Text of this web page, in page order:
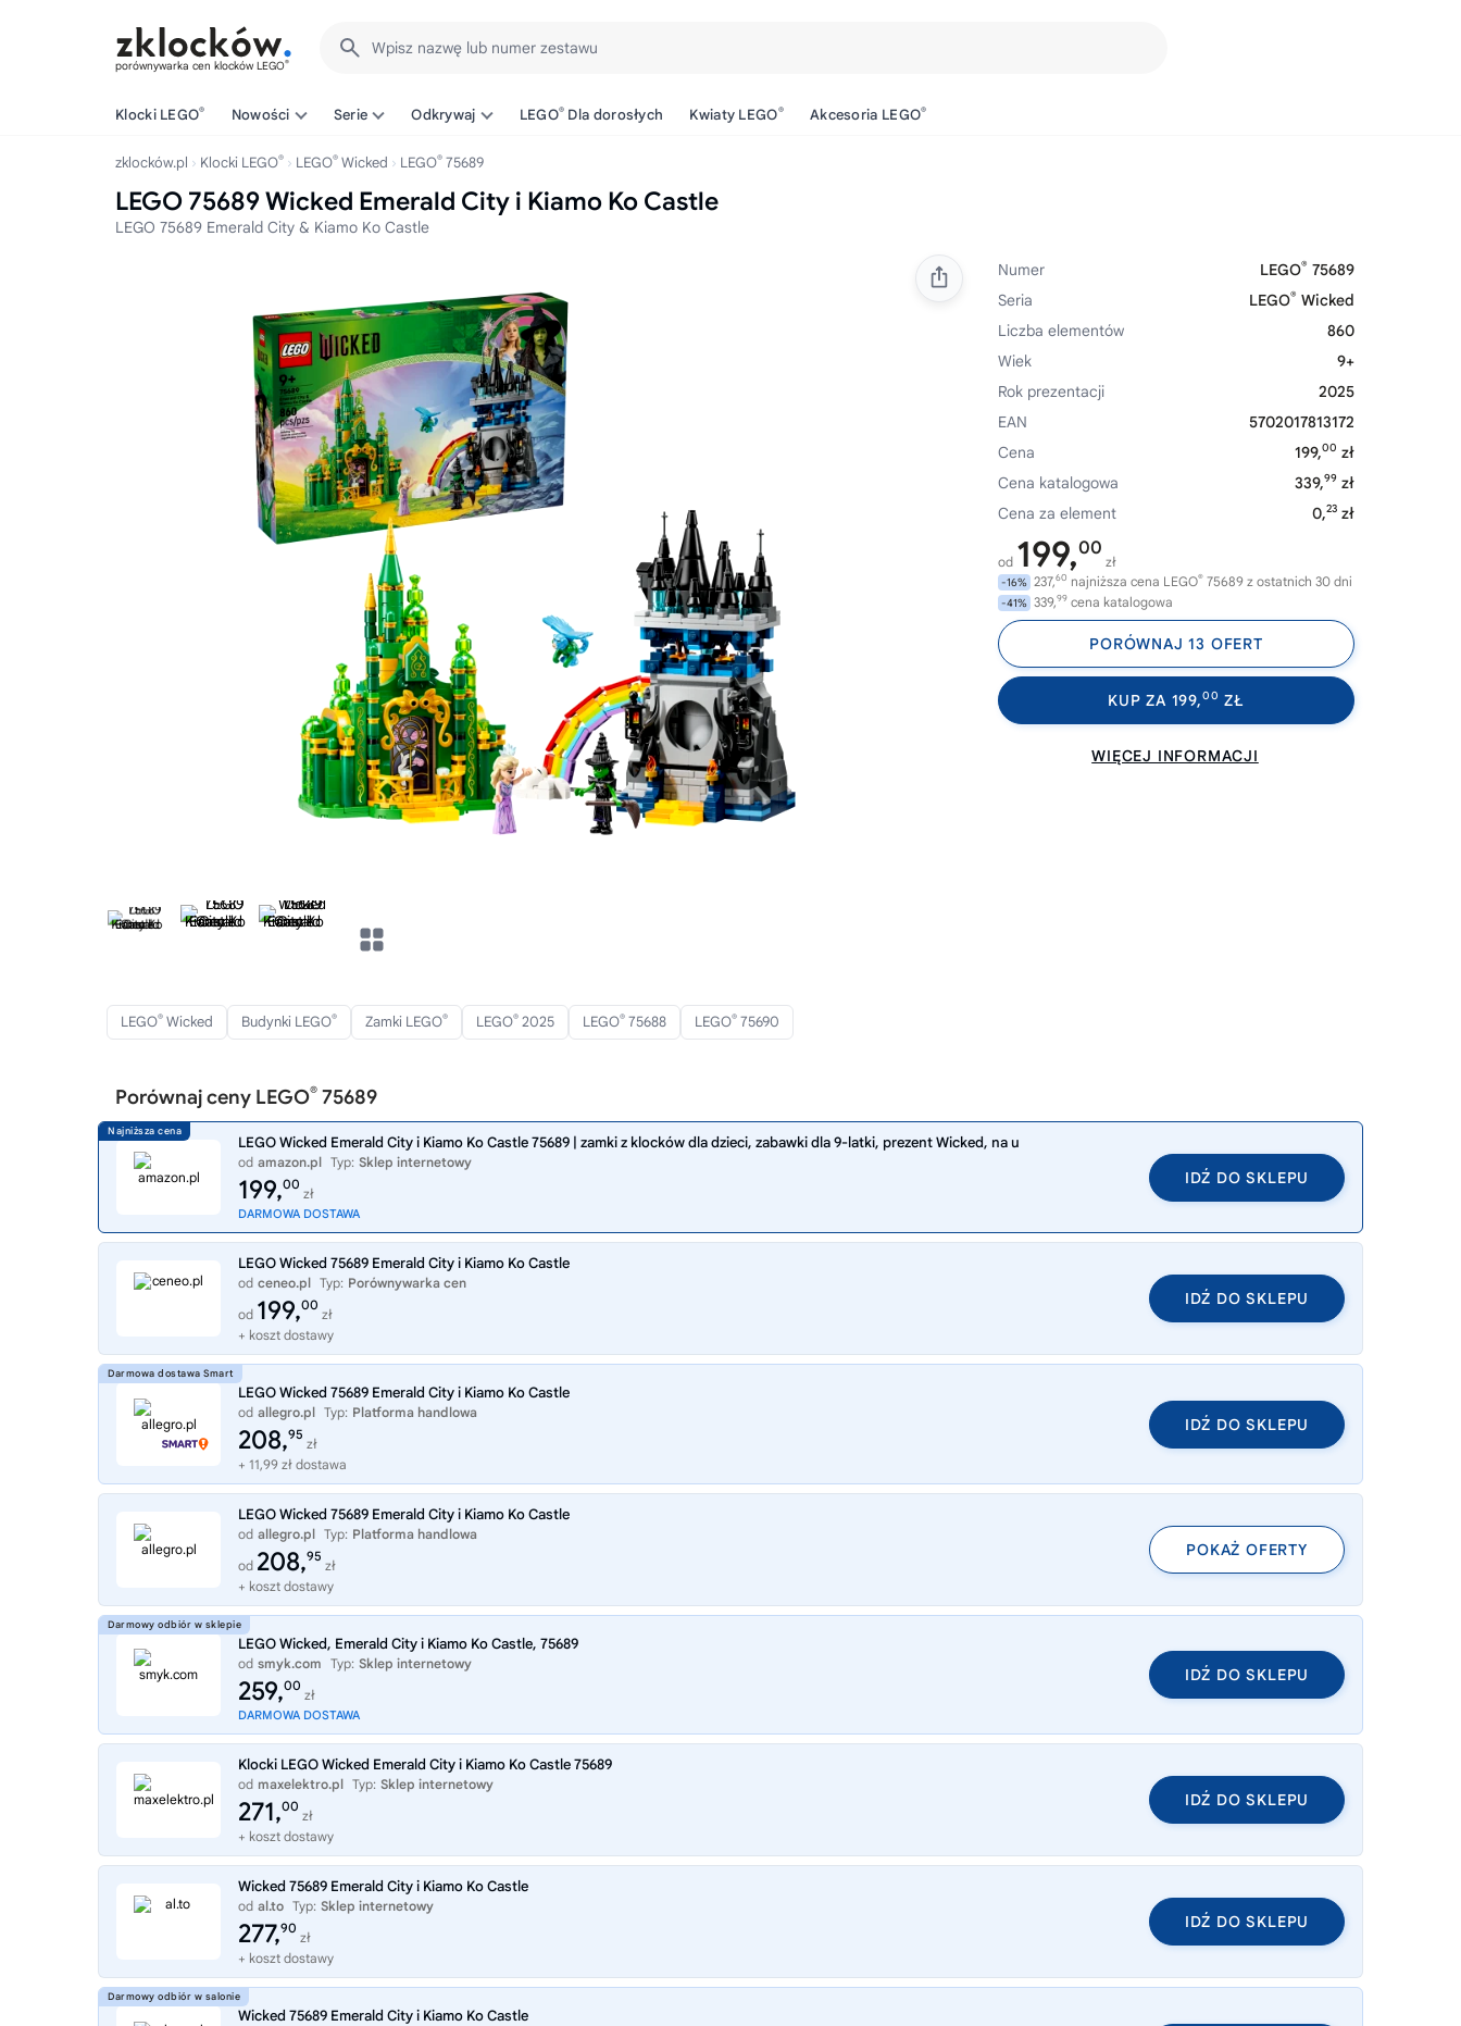
porównywarka cen klocków LEGO®
Wpisz nazwę lub numer zestawu
Klocki LEGO® Nowości Serie Odkrywaj LEGO® Dla dorosłych Kwiaty LEGO® Akcesoria LEGO®
zklocków.pl Klocki LEGO® LEGO® Wicked LEGO® 75689
LEGO 75689 Wicked Emerald City i Kiamo Ko Castle
LEGO 75689 Emerald City & Kiamo Ko Castle
Numer LEGO® 75689
Seria
LEGO® Wicked
Liczba elementów
860
Wiek
9+
Rok prezentacji
2025
EAN
5702017813172
Cena
199,00 zł
Cena katalogowa
339,99 zł
Cena za element
0,23 zł
od 199,00
zł
-16% 237,60 najniższa cena LEGO® 75689 z ostatnich 30 dni
-41% 339,99 cena katalogowa
PORÓWNAJ 13 OFERT
KUP ZA 199,00 ZŁ
WIĘCEJ INFORMACJI
LEGO® Wicked Budynki LEGO® Zamki LEGO® LEGO® 2025 LEGO® 75688 LEGO® 75690
Porównaj ceny LEGO® 75689
LEGO Wicked Emerald City i Kiamo Ko Castle 75689 | zamki z klocków dla dzieci, zabawki dla 9-latki, prezent Wicked, na u
od amazon.pl Typ: Sklep internetowy
199,00
zł
DARMOWA DOSTAWA
IDŹ DO SKLEPU
LEGO Wicked 75689 Emerald City i Kiamo Ko Castle
od ceneo.pl Typ: Porównywarka cen
od 199,00
zł
+ koszt dostawy
IDŹ DO SKLEPU
LEGO Wicked 75689 Emerald City i Kiamo Ko Castle
od allegro.pl Typ: Platforma handlowa
208,95
zł
+ 11,99 zł dostawa
IDŹ DO SKLEPU
LEGO Wicked 75689 Emerald City i Kiamo Ko Castle
od allegro.pl Typ: Platforma handlowa
od 208,95
zł
+ koszt dostawy
POKAŻ OFERTY
LEGO Wicked, Emerald City i Kiamo Ko Castle, 75689
od smyk.com Typ: Sklep internetowy
259,00
zł
DARMOWA DOSTAWA
IDŹ DO SKLEPU
Klocki LEGO Wicked Emerald City i Kiamo Ko Castle 75689
od maxelektro.pl Typ: Sklep internetowy
271,00
zł
+ koszt dostawy
IDŹ DO SKLEPU
Wicked 75689 Emerald City i Kiamo Ko Castle
od al.to Typ: Sklep internetowy
277,90
zł
+ koszt dostawy
IDŹ DO SKLEPU
Wicked 75689 Emerald City i Kiamo Ko Castle